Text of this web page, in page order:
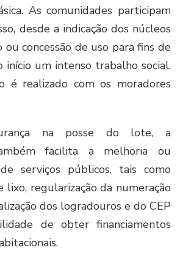
As comunidades participam
desde a indicação dos núcleos
concessão de uso para fins de
início um intenso trabalho social,
é realizado com os moradores
na posse do lote, a
facilita a melhoria ou
serviços públicos, tais como
regularização da numeração
dos logradouros e do CEP
de obter financiamentos